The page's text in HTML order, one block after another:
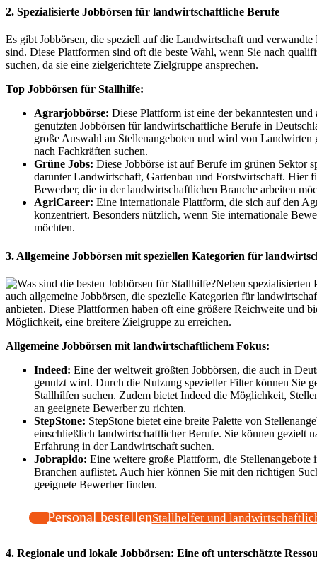
2. Spezialisierte Jobbörsen für landwirtschaftliche Berufe
Es gibt Jobbörsen, die speziell auf die Landwirtschaft und verwandte
sind. Diese Plattformen sind oft die beste Wahl, wenn Sie nach
suchen, da sie eine zielgerichtete Zielgruppe ansprechen.
Top Jobbörsen für Stallhilfe:
Agrarjobbörse: Diese Plattform ist eine der bekanntesten und
genutzten Jobbörsen für landwirtschaftliche Berufe in
große Auswahl an Stellenangeboten und wird von Landwirten
nach Fachkräften suchen.
Grüne Jobs: Diese Jobbörse ist auf Berufe im grünen Sektor
darunter Landwirtschaft, Gartenbau und Forstwirtschaft. Hier
Bewerber, die in der landwirtschaftlichen Branche arbeiten
AgriCareer: Eine internationale Plattform, die sich auf den
konzentriert. Besonders nützlich, wenn Sie internationale
möchten.
3. Allgemeine Jobbörsen mit speziellen Kategorien für
Neben spezialisierten
auch allgemeine Jobbörsen, die spezielle Kategorien für
anbieten. Diese Plattformen haben oft eine größere Reichweite und
Möglichkeit, eine breitere Zielgruppe zu erreichen.
Allgemeine Jobbörsen mit landwirtschaftlichem Fokus:
Indeed: Eine der weltweit größten Jobbörsen, die auch in
genutzt wird. Durch die Nutzung spezieller Filter können Sie
Stallhilfen suchen. Zudem bietet Indeed die Möglichkeit,
an geeignete Bewerber zu richten.
StepStone: StepStone bietet eine breite Palette von
einschließlich landwirtschaftlicher Berufe. Sie können gezielt
Erfahrung in der Landwirtschaft suchen.
Jobrapido: Eine weitere große Plattform, die Stellenangebote
Branchen auflistet. Auch hier können Sie mit den richtigen
geeignete Bewerber finden.
Personal bestellenStallhelfer und
4. Regionale und lokale Jobbörsen: Eine oft unterschätzte